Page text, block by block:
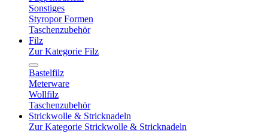
Sonstiges
Styropor Formen
Taschenzubehör
Filz
Zur Kategorie Filz
Bastelfilz
Meterware
Wollfilz
Taschenzubehör
Strickwolle & Stricknadeln
Zur Kategorie Strickwolle & Stricknadeln